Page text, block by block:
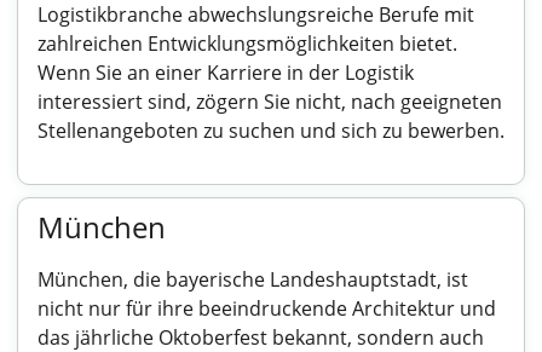
Logistikbranche abwechslungsreiche Berufe mit
zahlreichen Entwicklungsmöglichkeiten bietet.
Wenn Sie an einer Karriere in der Logistik
interessiert sind, zögern Sie nicht, nach geeigneten
Stellenangeboten zu suchen und sich zu bewerben.
München
München, die bayerische Landeshauptstadt, ist
nicht nur für ihre beeindruckende Architektur und
das jährliche Oktoberfest bekannt, sondern auch